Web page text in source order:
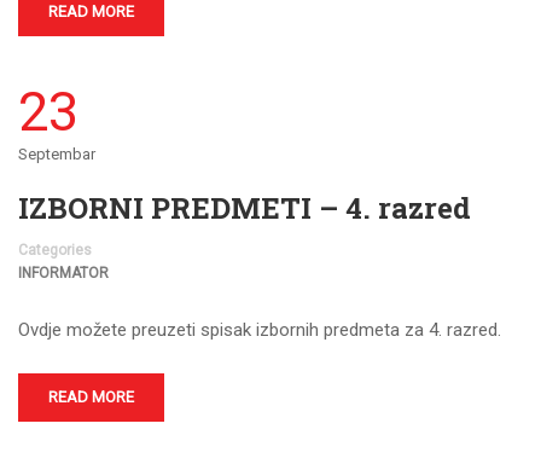
READ MORE
23
Septembar
IZBORNI PREDMETI – 4. razred
Categories
INFORMATOR
Ovdje možete preuzeti spisak izbornih predmeta za 4. razred.
READ MORE